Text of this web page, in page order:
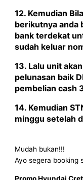
12. Kemudian
berikutnya anda
bank terdekat
sudah keluar
13. Lalu unit
pelunasan baik
pembelian cash
14. Kemudian
minggu setelah
Mudah bukan!!!
Ayo segera booking